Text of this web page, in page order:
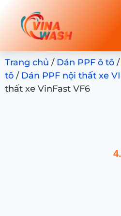
Trang chủ / Dán PPF ô tô /
tô / Dán PPF nội thất xe
thất xe VinFast VF6